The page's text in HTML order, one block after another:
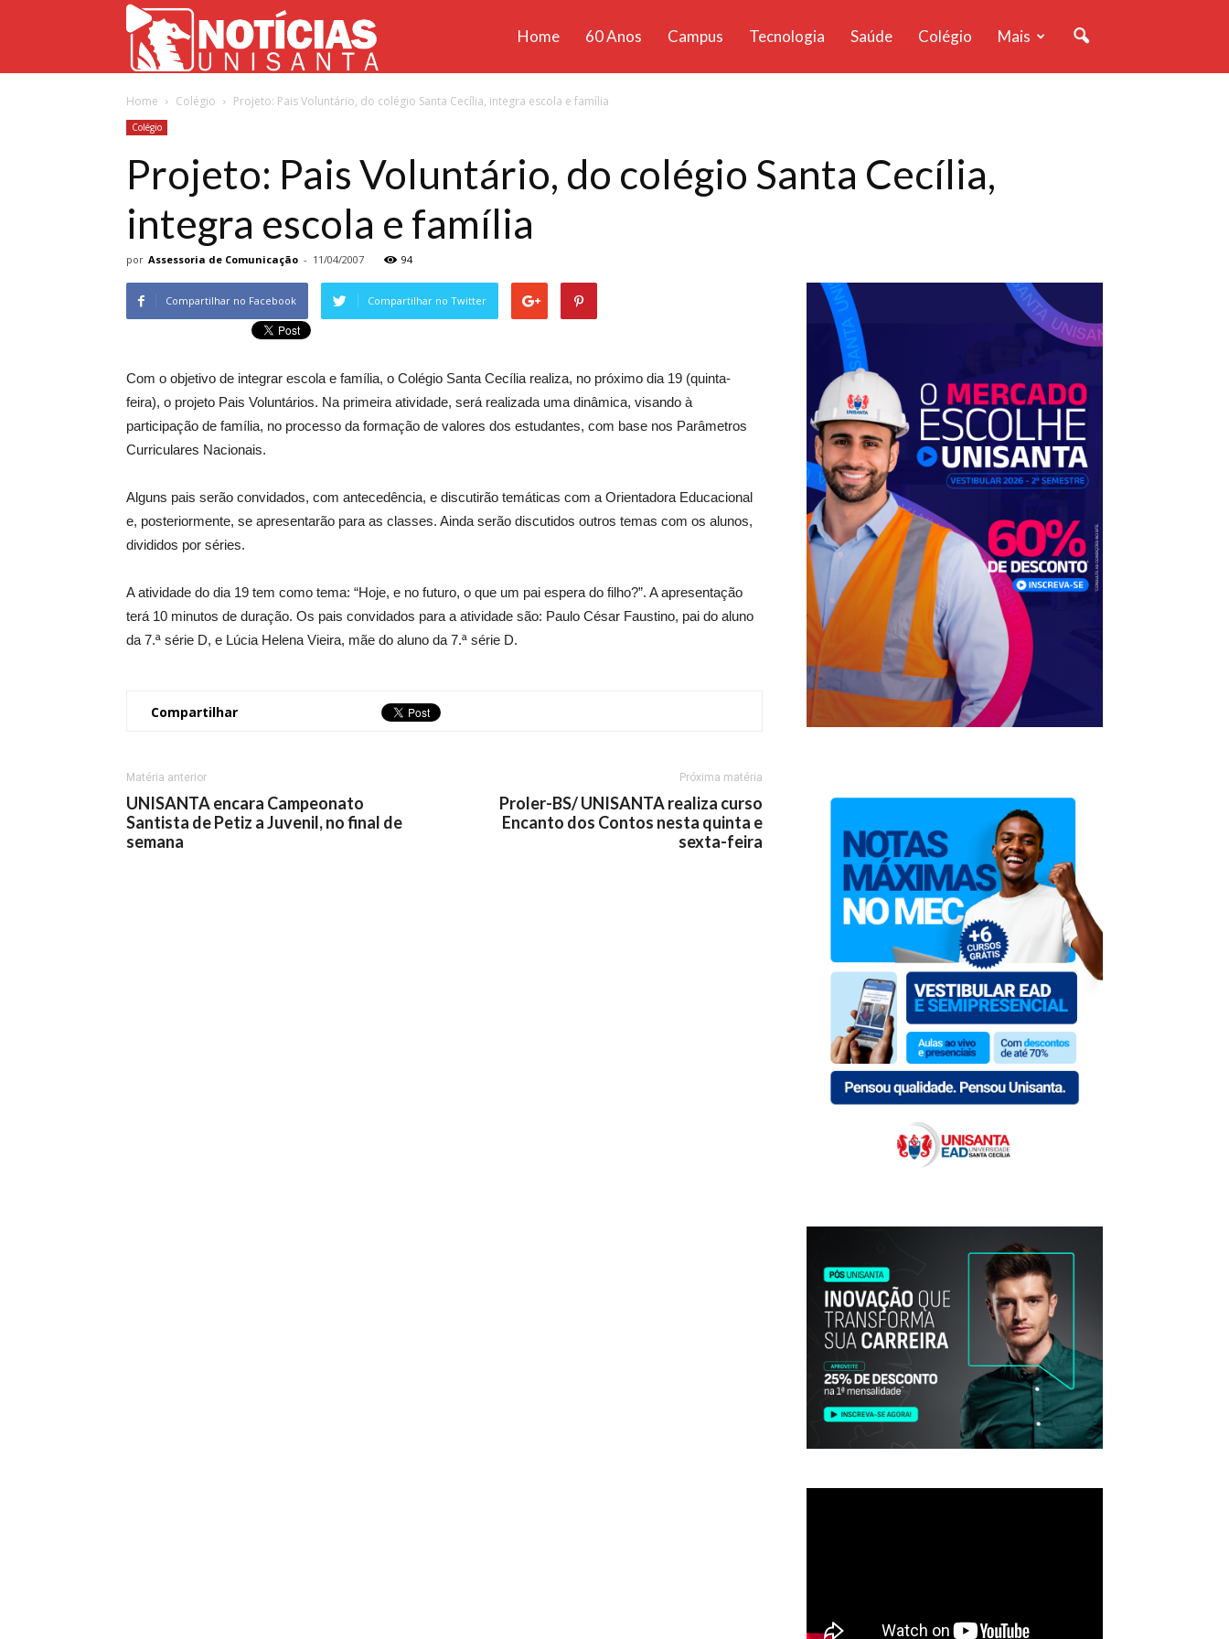
Unisanta
Home 60 Anos Campus Tecnologia Saúde Colégio Mais
Home Colégio Projeto: Pais Voluntário, do colégio Santa Cecília, integra escola e família
Colégio
Projeto: Pais Voluntário, do colégio Santa Cecília,
integra escola e família
por Assessoria de Comunicação - 11/04/2007 94
Compartilhar no Facebook Compartilhar no Twitter
Com o objetivo de integrar escola e família, o Colégio Santa Cecília realiza, no próximo dia 19 (quinta-
feira), o projeto Pais Voluntários. Na primeira atividade, será realizada uma dinâmica, visando à
participação de família, no processo da formação de valores dos estudantes, com base nos Parâmetros
Curriculares Nacionais.
Alguns pais serão convidados, com antecedência, e discutirão temáticas com a Orientadora Educacional
e, posteriormente, se apresentarão para as classes. Ainda serão discutidos outros temas com os alunos,
divididos por séries.
A atividade do dia 19 tem como tema: “Hoje, e no futuro, o que um pai espera do filho?”. A apresentação
terá 10 minutos de duração. Os pais convidados para a atividade são: Paulo César Faustino, pai do aluno
da 7.ª série D, e Lúcia Helena Vieira, mãe do aluno da 7.ª série D.
Compartilhar
Matéria anterior
UNISANTA encara Campeonato
Santista de Petiz a Juvenil, no final de
semana
Próxima matéria
Proler-BS/ UNISANTA realiza curso
Encanto dos Contos nesta quinta e
sexta-feira